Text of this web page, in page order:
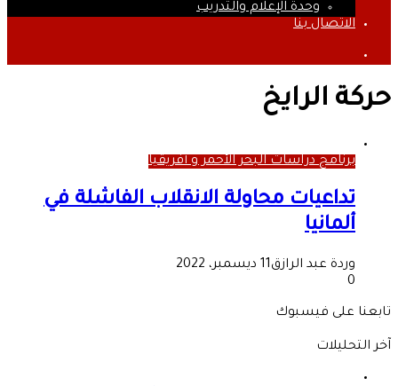
وحدة الإعلام والتدريب
الاتصال بنا
حركة الرايخ
برنامج دراسات البحر الأحمر و أفريقيا
تداعيات محاولة الانقلاب الفاشلة في
ألمانيا
وردة عبد الرازق11 ديسمبر، 2022
0
تابعنا على فيسبوك
آخر التحليلات